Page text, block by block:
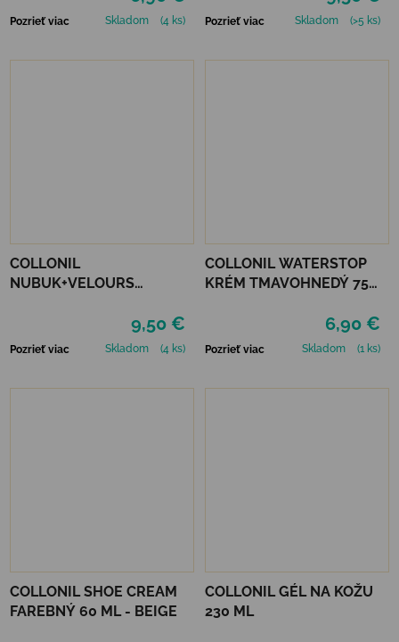
Pozrieť viac Skladom (4 ks) Pozrieť viac Skladom (>5 ks)
COLLONIL
NUBUK+VELOURS
9,50 €
Pozrieť viac Skladom (4 ks)
COLLONIL WATERSTOP
KRÉM TMAVOHNEDÝ 75
6,90 €
Pozrieť viac Skladom (1 ks)
COLLONIL SHOE CREAM
FAREBNÝ 60 ML - BEIGE
COLLONIL GÉL NA KOŽU
230 ML